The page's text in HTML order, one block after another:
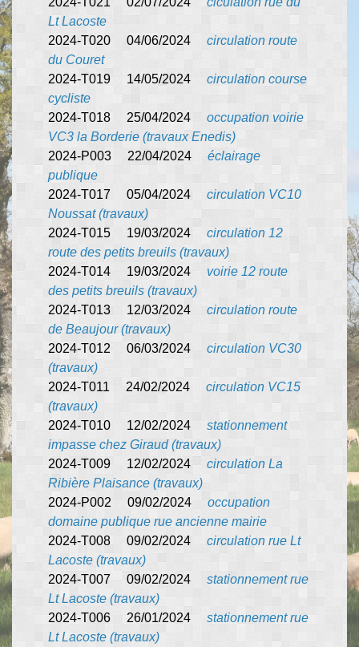
Lt Lacoste
2024-T020 04/06/2024 circulation route
du Couret
2024-T019 14/05/2024 circulation course
cycliste
2024-T018 25/04/2024 occupation voirie
VC3 la Borderie (travaux Enedis)
2024-P003 22/04/2024 éclairage
publique
2024-T017 05/04/2024 circulation VC10
Noussat (travaux)
2024-T015 19/03/2024 circulation 12
route des petits breuils (travaux)
2024-T014 19/03/2024 voirie 12 route
des petits breuils (travaux)
2024-T013 12/03/2024 circulation route
de Beaujour (travaux)
2024-T012 06/03/2024 circulation VC30
(travaux)
2024-T011 24/02/2024 circulation VC15
(travaux)
2024-T010 12/02/2024 stationnement
impasse chez Giraud (travaux)
2024-T009 12/02/2024 circulation La
Ribière Plaisance (travaux)
2024-P002 09/02/2024 occupation
domaine publique rue ancienne mairie
2024-T008 09/02/2024 circulation rue Lt
Lacoste (travaux)
2024-T007 09/02/2024 stationnement rue
Lt Lacoste (travaux)
2024-T006 26/01/2024 stationnement rue
Lt Lacoste (travaux)